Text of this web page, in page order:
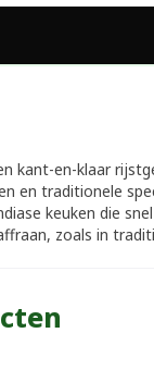
kant-en-klaar
en traditionele
keuken die
zoals in